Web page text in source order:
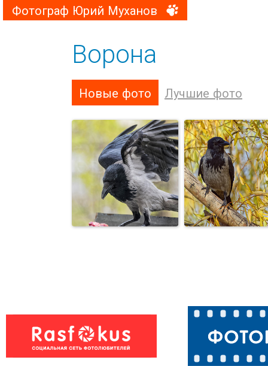
Фотограф Юрий Муханов
Ворона
Новые фото Лучшие фото
Повезло вороне с
завтраком
Ворона на